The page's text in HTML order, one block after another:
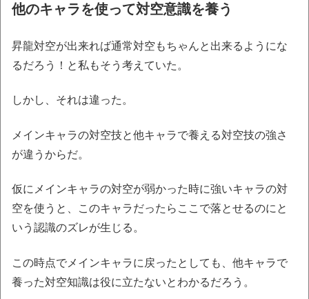
他のキャラを使って対空意識を養う
昇龍対空が出来れば通常対空もちゃんと出来るようにな
るだろう！と私もそう考えていた。
しかし、それは違った。
メインキャラの対空技と他キャラで養える対空技の強さ
が違うからだ。
仮にメインキャラの対空が弱かった時に強いキャラの対
空を使うと、このキャラだったらここで落とせるのにと
いう認識のズレが生じる。
この時点でメインキャラに戻ったとしても、他キャラで
養った対空知識は役に立たないとわかるだろう。